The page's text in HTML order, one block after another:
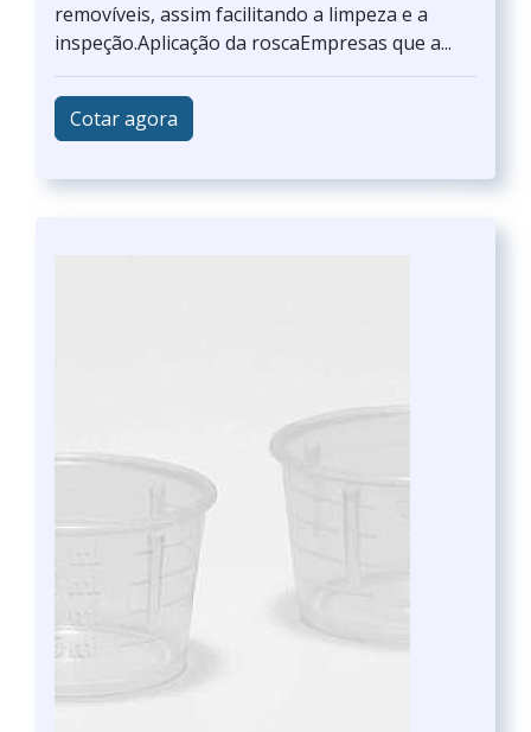
removíveis, assim facilitando a limpeza e a
inspeção.Aplicação da roscaEmpresas que a...
Cotar agora